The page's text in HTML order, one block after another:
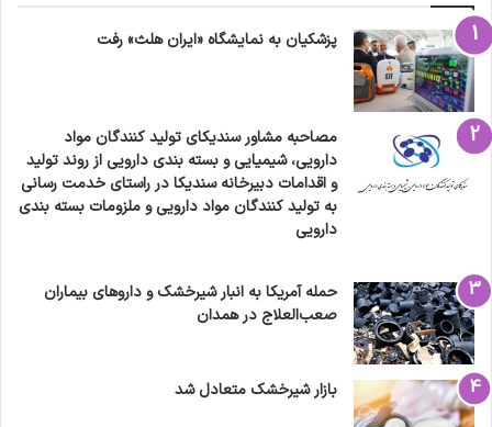
پژوهش است.
پزشکیان به نمایشگاه «ایران هلث» رفت
مصاحبه مشاور سندیکای تولید کنندگان مواد
دارویی، شیمیایی و بسته بندی دارویی از روند تولید
و اقدامات دبیرخانه سندیکا در راستای خدمت رسانی
به تولید کنندگان مواد دارویی و ملزومات بسته بندی
دارویی
حمله آمریکا به انبار شیرخشک و داروهای بیماران
صعب‌العلاج در همدان
بازار شیرخشک متعادل شد